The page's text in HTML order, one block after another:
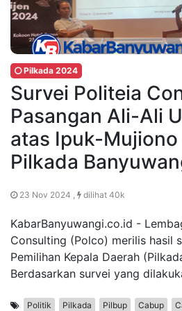
Pilkada 2024
Survei Politeia
Pasangan Ali-Ali
atas Ipuk-Mujiono
Pilkada
23 Nov 2024 , dilihat 40k
KabarBanyuwangi.co.id -
Consulting (Polco) merilis hasil
Pemilihan Kepala Daerah
Berdasarkan survei yang
Politik Pilkada Pilbup Cabup